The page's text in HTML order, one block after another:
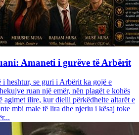
Amaneti i gurëve të Arbërit
i heshtur, se guri i Arbërit ka gojë e
ruan një emër, nën plagët e kohës
agimet ilire, kur dielli përkëdhelte altarët e
mbi male të lira dhe njeriu i kësaj toke